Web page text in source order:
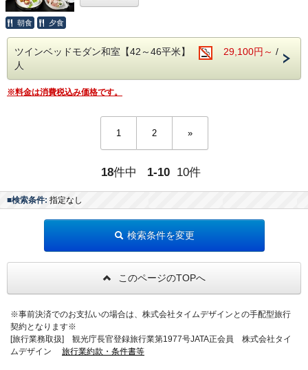
【時間】18:00・18:30・19:00から選択可
※仕入れ状況により、献立が変わる場合がございます。
ご朝食も個室お食事処にご用意致します。
15種類の小鉢や郷土料理「国清汁」
【時間】7:30・8:00・8:30から選択可
お部屋の露天風呂の他、富士山と狩野川を臨む男女別大浴場
がございます。
３ヶ所ある貸切露天風呂は空いていれば何回でもご利用頂け
ます。
◆おすすめポイント
・ラウンジでのゆったりチェックイン＆ウェルカムドリンク
・朝は眺めの良いラウンジにてコーヒーの無料サービスがご
圏内にあり何かと便利です
ひとり旅の醍醐味は、自由気ままに過ごせること。
好きなだけ温泉を楽しみ、ベッドでゴロゴロするもよし。
また、当館にはソムリエが2名おります。ワイン好きな方は
ご滞在中、快適に過ごすことがでるよう、HANA Styleのお
・ラウンジでのゆったりチェックイン＆ウェルカムドリンク
・SDGsに配慮したアメニティセット（女性用・男性用）
・フリードリンクタイムあり（2Fラウンジにて・セルフ
・女性には彩浴衣の無料貸し出し
・貸切露天風呂3か所は、予約無しで自由にご利用頂けま
（24時～朝5時半はクローズ）
天気の良い日は富士山を望むこともできます。
室。
天気の良い日は富士山を眺めることもできます。
和ベッドなので、お好きな時にゴロゴロと横になって寛いだ
り、自由気ままにお過ごし頂けます。
お楽しみの夕食は、他のお客様と一緒にならず、気兼ねなく
ゆっくりといただける
完全個室にご用意致します。
伊豆の味覚や、その時々の旬の新鮮な食材を板長が腕を振る
メインは「静岡産A5和牛の炙り寿司」。
地元のブランド和牛「しずおか和牛 頂上」を
朝食 夕食
ツインベッドモダン和室【42～46平米】 29,100円～ /
人
※料金は消費税込み価格です。
1 2 »
18件中 1-10 10件
■検索条件: 指定なし
検索条件を変更
このページのTOPへ
※事前決済でのお支払いの場合は、株式会社タイムデザインとの手配型旅行
契約となります※
[旅行業務取扱] 観光庁長官登録旅行業第1977号JATA正会員 株式会社タイ
ムデザイン 旅行業約款・条件書等